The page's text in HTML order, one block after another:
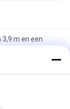
m en een
Zelfrijdende
Mini